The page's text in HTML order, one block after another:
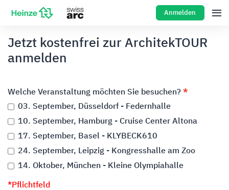
Anmelden
Jetzt kostenfrei zur ArchitekTOUR
anmelden
Welche Veranstaltung möchten Sie besuchen?
03. September, Düsseldorf - Federnhalle
10. September, Hamburg - Cruise Center Altona
17. September, Basel - KLYBECK610
24. September, Leipzig - Kongresshalle am Zoo
14. Oktober, München - Kleine Olympiahalle
*Pflichtfeld